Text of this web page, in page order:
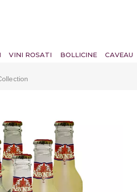
VINI ROSATI BOLLICINE CAVEAU